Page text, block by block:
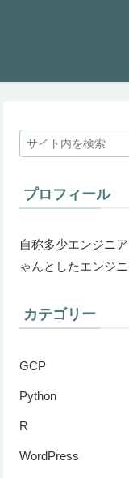
プロフィール
自称多少エンジニ
ゃんとしたエンジ
カテゴリー
GCP
Python
R
WordPress